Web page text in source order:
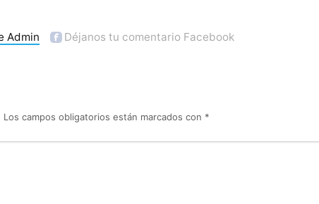
Admin Déjanos tu comentario Facebook
Los campos obligatorios están marcados con *